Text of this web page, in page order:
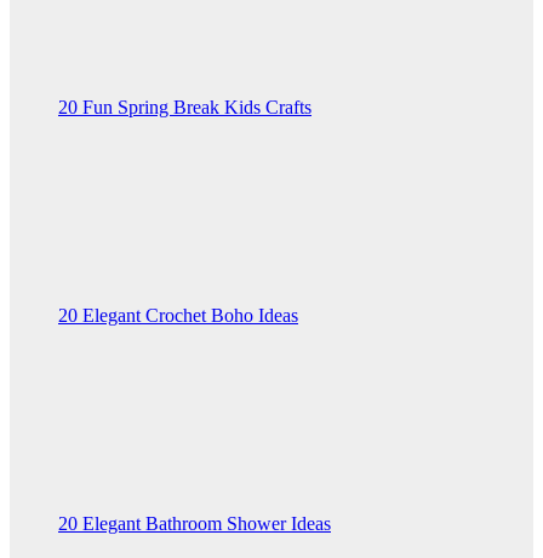
20 Fun Spring Break Kids Crafts
20 Elegant Crochet Boho Ideas
20 Elegant Bathroom Shower Ideas